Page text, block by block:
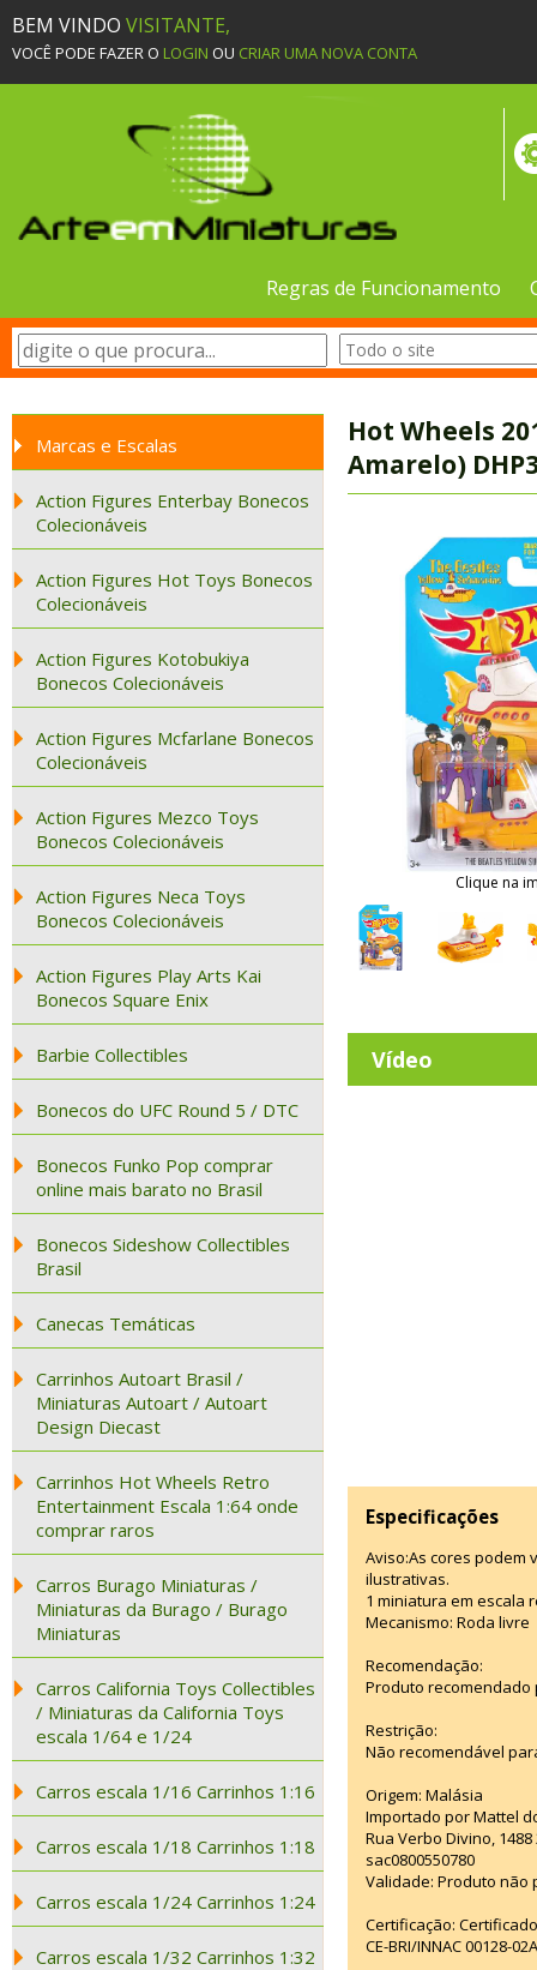
BEM VINDO VISITANTE,
VOCÊ PODE FAZER O LOGIN OU CRIAR UMA NOVA CONTA
Regras de Funcionamento
Marcas e Escalas
Action Figures Enterbay Bonecos
Colecionáveis
Action Figures Hot Toys Bonecos
Colecionáveis
Action Figures Kotobukiya
Bonecos Colecionáveis
Action Figures Mcfarlane Bonecos
Colecionáveis
Action Figures Mezco Toys
Bonecos Colecionáveis
Action Figures Neca Toys
Bonecos Colecionáveis
Action Figures Play Arts Kai
Bonecos Square Enix
Barbie Collectibles
Bonecos do UFC Round 5 / DTC
Bonecos Funko Pop comprar
online mais barato no Brasil
Bonecos Sideshow Collectibles
Brasil
Canecas Temáticas
Carrinhos Autoart Brasil /
Miniaturas Autoart / Autoart
Design Diecast
Carrinhos Hot Wheels Retro
Entertainment Escala 1:64 onde
comprar raros
Carros Burago Miniaturas /
Miniaturas da Burago / Burago
Miniaturas
Carros California Toys Collectibles
/ Miniaturas da California Toys
escala 1/64 e 1/24
Carros escala 1/16 Carrinhos 1:16
Carros escala 1/18 Carrinhos 1:18
Carros escala 1/24 Carrinhos 1:24
Carros escala 1/32 Carrinhos 1:32
Hot Wheels
Amarelo)
Clique na
Vídeo
Especificações
Aviso:As cores podem
ilustrativas.
1 miniatura em escala
Mecanismo: Roda livre
Recomendação:
Produto recomendado
Restrição:
Não recomendável
Origem: Malásia
Importado por Mattel
Rua Verbo Divino,
sac0800550780
Validade: Produto não
Certificação:
CE-BRI/INNAC 00128-